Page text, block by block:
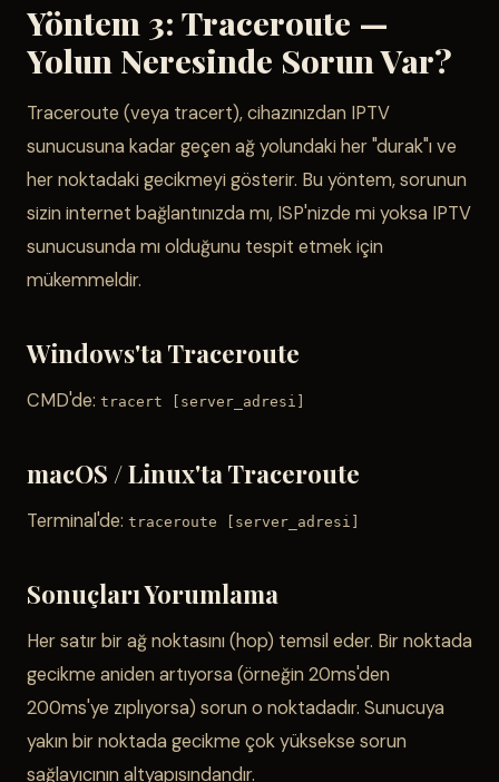
Yöntem 3: Traceroute —
Yolun Neresinde Sorun Var?
Traceroute (veya tracert), cihazınızdan IPTV
sunucusuna kadar geçen ağ yolundaki her "durak"ı ve
her noktadaki gecikmeyi gösterir. Bu yöntem, sorunun
sizin internet bağlantınızda mı, ISP'nizde mi yoksa IPTV
sunucusunda mı olduğunu tespit etmek için
mükemmeldir.
Windows'ta Traceroute
CMD'de: tracert [server_adresi]
macOS / Linux'ta Traceroute
Terminal'de: traceroute [server_adresi]
Sonuçları Yorumlama
Her satır bir ağ noktasını (hop) temsil eder. Bir noktada
gecikme aniden artıyorsa (örneğin 20ms'den
200ms'ye zıplıyorsa) sorun o noktadadır. Sunucuya
yakın bir noktada gecikme çok yüksekse sorun
sağlayıcının altyapısındandır.